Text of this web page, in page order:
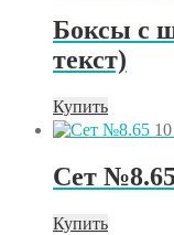
Боксы с
текст)
Купить
Сет №8.65
Купить